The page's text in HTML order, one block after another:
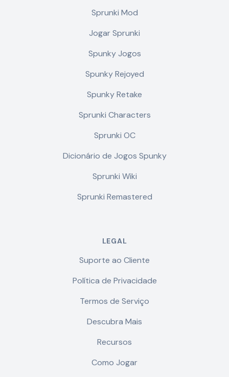
Sprunki Mod
Jogar Sprunki
Spunky Jogos
Spunky Rejoyed
Spunky Retake
Sprunki Characters
Sprunki OC
Dicionário de Jogos Spunky
Sprunki Wiki
Sprunki Remastered
LEGAL
Suporte ao Cliente
Política de Privacidade
Termos de Serviço
Descubra Mais
Recursos
Como Jogar